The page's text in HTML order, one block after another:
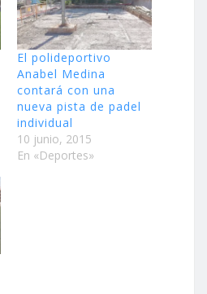
El polideportivo
Anabel Medina
contará con una
nueva pista de padel
individual
10 junio, 2015
En «Deportes»